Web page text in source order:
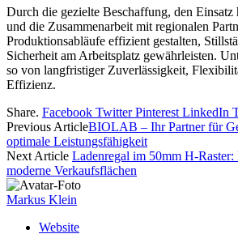
Durch die gezielte Beschaffung, den
und die Zusammenarbeit mit regionalen
Produktionsabläufe effizient gestalten,
Sicherheit am Arbeitsplatz gewährleisten.
so von langfristiger Zuverlässigkeit,
Effizienz.
Share. Facebook Twitter Pinterest LinkedIn
Previous ArticleBIOLAB – Ihr Partner für
optimale Leistungsfähigkeit
Next Article Ladenregal im 50mm H-
moderne Verkaufsflächen
Markus Klein
Website